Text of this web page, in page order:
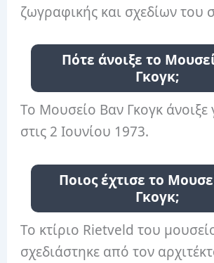
ζωγραφικής και σχεδίων του
Πότε άνοιξε το
Γκογκ;
Το Μουσείο Βαν Γκογκ άνοιξε
στις 2 Ιουνίου 1973.
Ποιος έχτισε το
Γκογκ;
Το κτίριο Rietveld του
σχεδιάστηκε από τον